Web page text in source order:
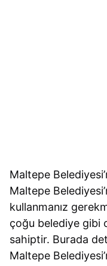
Maltepe
Maltepe
kullanmanız
çoğu belediye gibi
sahiptir. Burada
Maltepe